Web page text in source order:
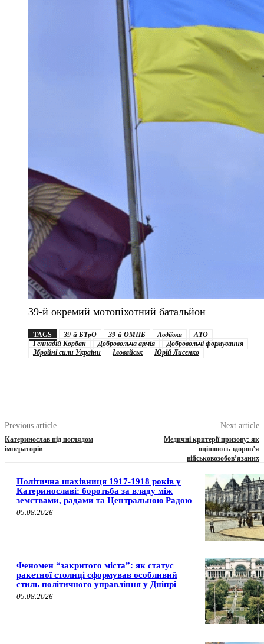
39-й окремий мотопіхотний батальйон
TAGS 39-й БТрО 39-й ОМПБ Авдіївка
АТО
Геннадій Корбан
Добровольча армія
Добровольчі формування
Збройні сили України
Іловайськ Юрій Лисенко
Previous article
Катеринослав під поглядом
імператорів
Next article
Медичні критерії призову: як
оцінюють здоров’я
військовозобов’язаних
Політична шахівниця 1917-1918 років у
Катеринославі: боротьба за владу між
земствами, радами та Центральною Радою
05.08.2026
Феномен “закритого міста”: як статус
ракетної столиці сформував особливий
стиль політичного управління у Дніпрі
05.08.2026